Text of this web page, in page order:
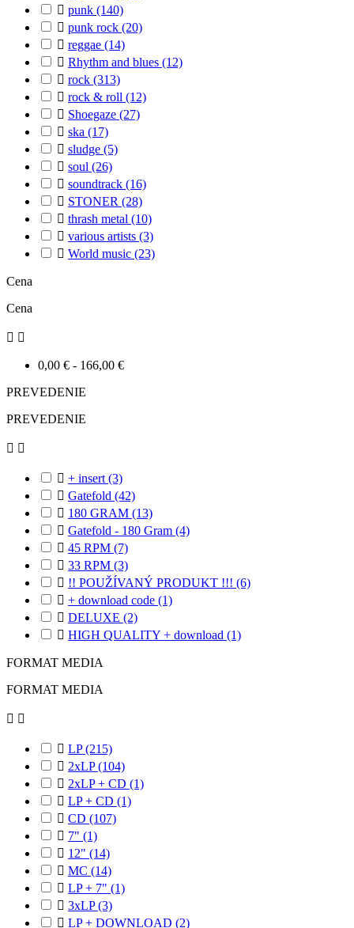
 punk (140)
 punk rock (20)
 reggae (14)
 Rhythm and blues‎ (12)
 rock (313)
 rock & roll (12)
 Shoegaze (27)
 ska (17)
 sludge (5)
 soul (26)
 soundtrack (16)
 STONER (28)
 thrash metal (10)
 various artists (3)
 World music‎ (23)
Cena
Cena
 
0,00 € - 166,00 €
PREVEDENIE
PREVEDENIE
 
 + insert (3)
 Gatefold (42)
 180 GRAM (13)
 Gatefold - 180 Gram (4)
 45 RPM (7)
 33 RPM (3)
 !! POUŽÍVANÝ PRODUKT !!! (6)
 + download code (1)
 DELUXE (2)
 HIGH QUALITY + download (1)
FORMAT MEDIA
FORMAT MEDIA
 
 LP(215)
 2xLP(104)
 2xLP + CD (1)
 LP + CD (1)
 CD (107)
 7" (1)
 12" (14)
 MC (14)
 LP + 7" (1)
 3xLP(3)
 LP + DOWNLOAD (2)